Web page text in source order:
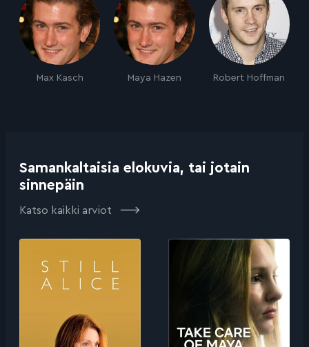
Max Kasch Maya Hazen Robert Hoffman
Samankaltaisia elokuvia, tai jotain
sinnepäin
Katso kaikki arviot